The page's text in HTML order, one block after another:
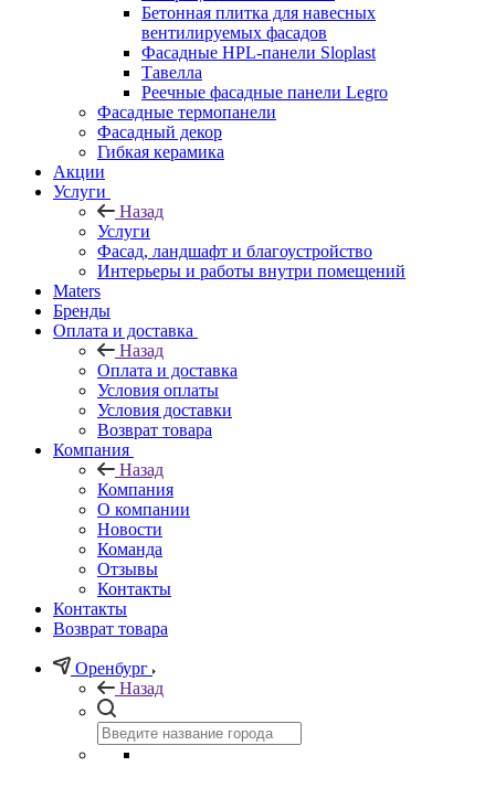
Бетонная плитка для навесных
вентилируемых фасадов
Фасадные HPL-панели Sloplast
Тавелла
Реечные фасадные панели Legro
Фасадные термопанели
Фасадный декор
Гибкая керамика
Акции
Услуги
Назад
Услуги
Фасад, ландшафт и благоустройство
Интерьеры и работы внутри помещений
Maters
Бренды
Оплата и доставка
Назад
Оплата и доставка
Условия оплаты
Условия доставки
Возврат товара
Компания
Назад
Компания
О компании
Новости
Команда
Отзывы
Контакты
Контакты
Возврат товара
Оренбург
Назад